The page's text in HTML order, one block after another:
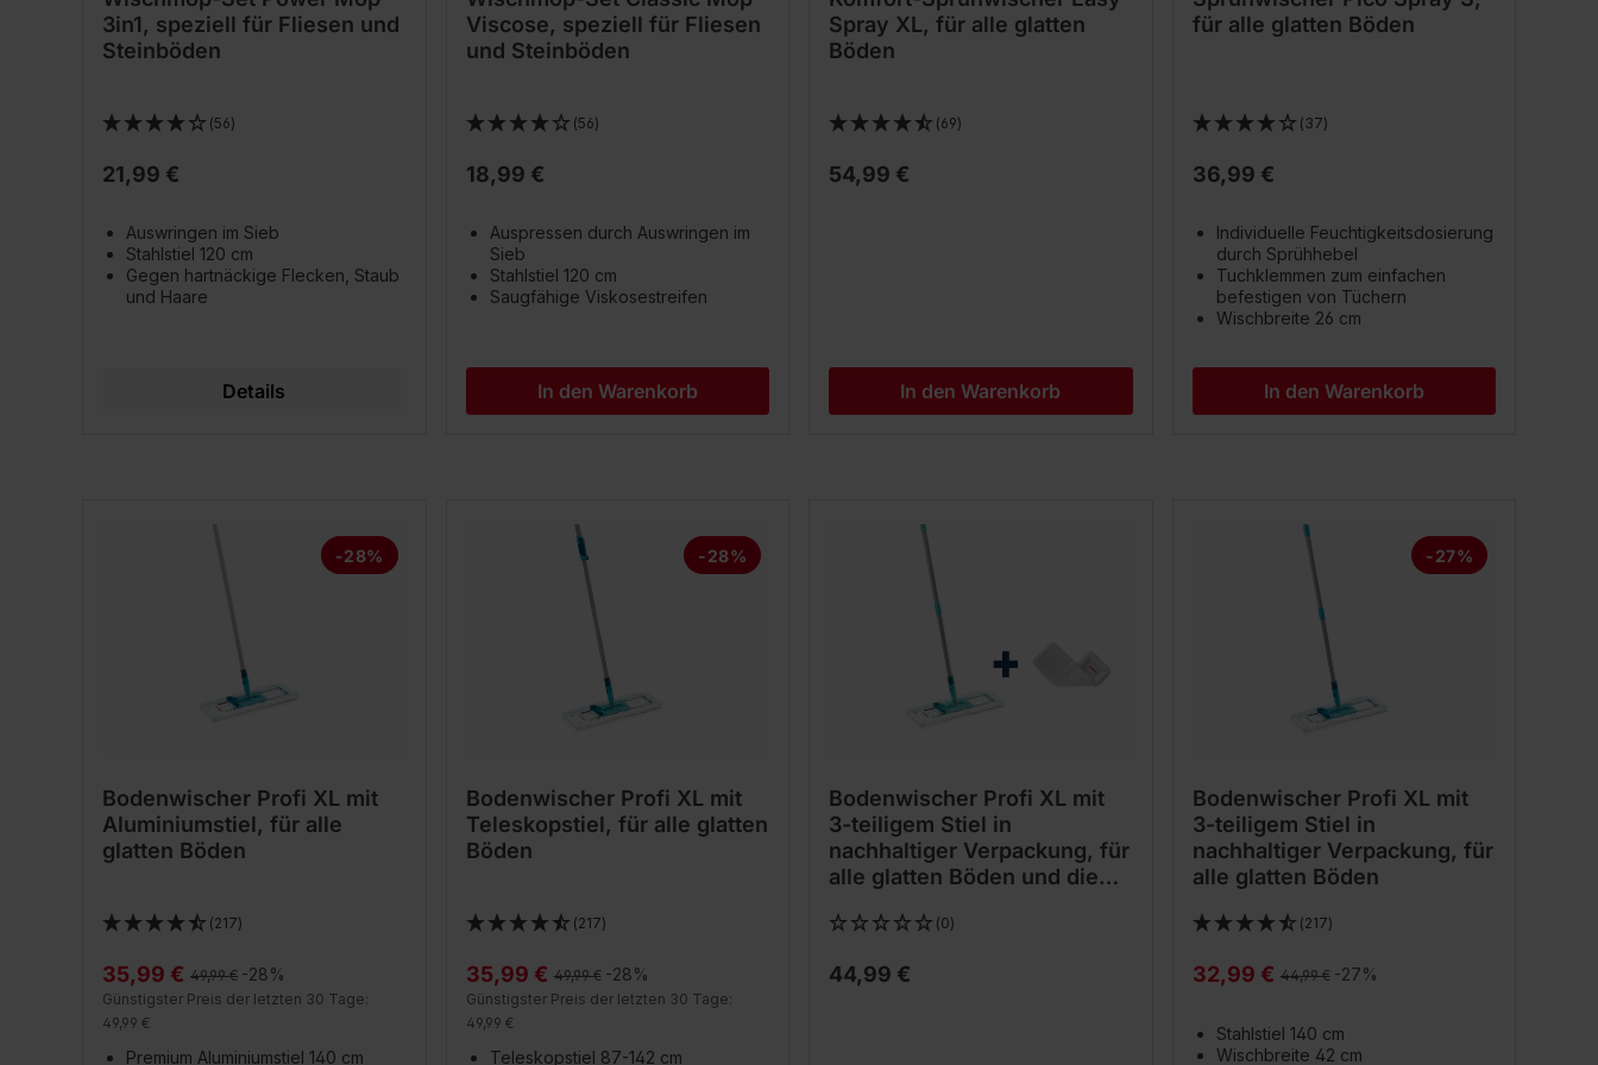
3in1, speziell für Fliesen und
Steinböden
(56)
21,99 €
Auswringen im Sieb
Stahlstiel 120 cm
Gegen hartnäckige Flecken, Staub
und Haare
Details
Viscose, speziell für Fliesen
und Steinböden
(56)
18,99 €
Auspressen durch Auswringen im
Sieb
Stahlstiel 120 cm
Saugfähige Viskosestreifen
In den Warenkorb
Spray XL, für alle glatten
Böden
(69)
54,99 €
In den Warenkorb
für alle glatten Böden
(37)
36,99 €
Individuelle Feuchtigkeitsdosierung
durch Sprühhebel
Tuchklemmen zum einfachen
befestigen von Tüchern
Wischbreite 26 cm
In den Warenkorb
-28%
Bodenwischer Profi XL mit
Aluminiumstiel, für alle
glatten Böden
(217)
35,99 € Regulärer Preis:
49,99 € -28%
Günstigster Preis der letzten 30 Tage:
49,99 €
Premium Aluminiumstiel 140 cm
-28%
Bodenwischer Profi XL mit
Teleskopstiel, für alle glatten
Böden
(217)
35,99 € Regulärer Preis:
49,99 € -28%
Günstigster Preis der letzten 30 Tage:
49,99 €
Teleskopstiel 87-142 cm
Bodenwischer Profi XL mit
3-teiligem Stiel in
nachhaltiger Verpackung, für
alle glatten Böden und die
(0)
44,99 €
-27%
Bodenwischer Profi XL mit
3-teiligem Stiel in
nachhaltiger Verpackung, für
alle glatten Böden
(217)
32,99 € Regulärer Preis:
44,99 € -27%
Stahlstiel 140 cm
Wischbreite 42 cm